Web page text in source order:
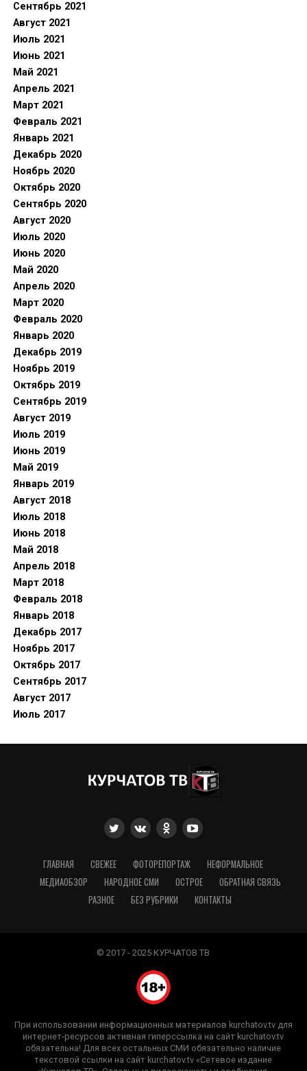
Сентябрь 2021
Август 2021
Июль 2021
Июнь 2021
Май 2021
Апрель 2021
Март 2021
Февраль 2021
Январь 2021
Декабрь 2020
Ноябрь 2020
Октябрь 2020
Сентябрь 2020
Август 2020
Июль 2020
Июнь 2020
Май 2020
Апрель 2020
Март 2020
Февраль 2020
Январь 2020
Декабрь 2019
Ноябрь 2019
Октябрь 2019
Сентябрь 2019
Август 2019
Июль 2019
Июнь 2019
Май 2019
Январь 2019
Август 2018
Июль 2018
Июнь 2018
Май 2018
Апрель 2018
Март 2018
Февраль 2018
Январь 2018
Декабрь 2017
Ноябрь 2017
Октябрь 2017
Сентябрь 2017
Август 2017
Июль 2017
ГЛАВНАЯ СВЕЖЕЕ ФОТОРЕПОРТАЖ
НЕФОРМАЛЬНОЕ
МЕДИАОБЗОР
НАРОДНОЕ СМИ ОСТРОЕ
ОБРАТНАЯ СВЯЗЬ
РАЗНОЕ
БЕЗ РУБРИКИ КОНТАКТЫ
© 2017 - 2025 КУРЧАТОВ ТВ
При использовании информационных материалов kurchatov.tv для
интернет-ресурсов активная гиперссылка на сайт kurchatov.tv
обязательна! Для всех остальных СМИ обязательно наличие
текстовой ссылки на сайт kurchatov.tv «Сетевое издание